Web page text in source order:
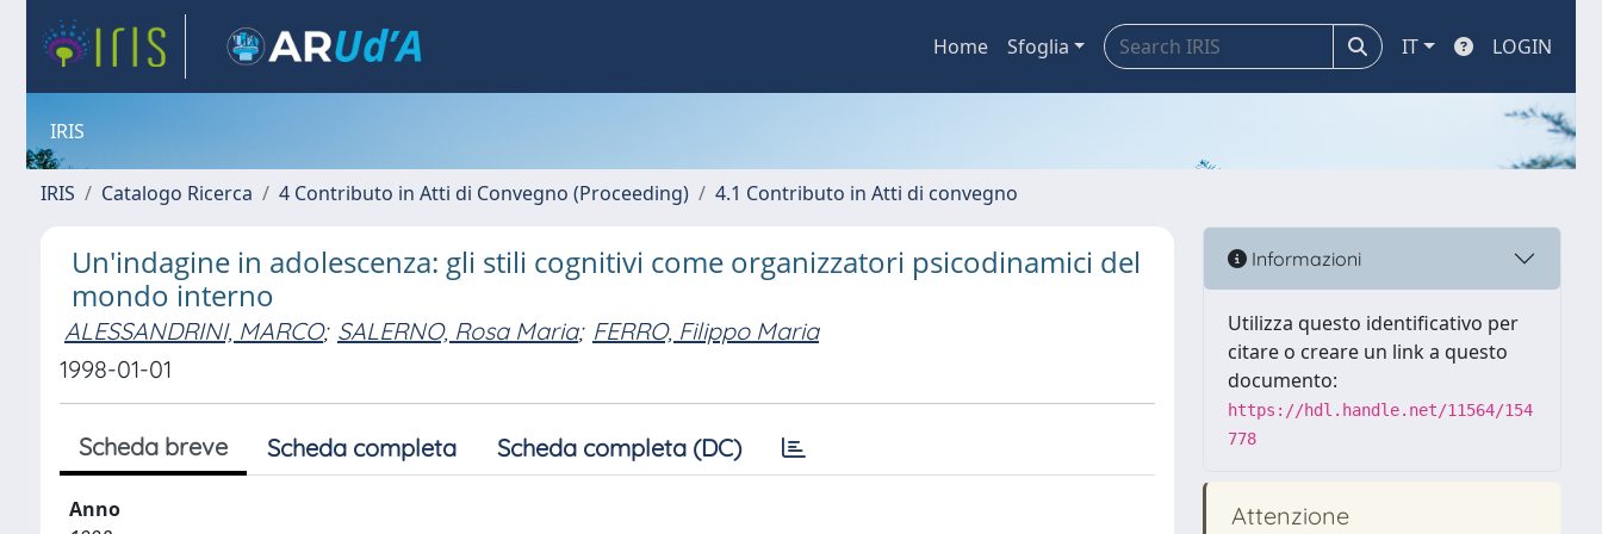
Home Sfoglia IT LOGIN
IRIS
IRIS Catalogo Ricerca 4 Contributo in Atti di Convegno (Proceeding) 4.1 Contributo in Atti di convegno
Un'indagine in adolescenza: gli stili cognitivi come organizzatori psicodinamici del
mondo interno
ALESSANDRINI, MARCO; SALERNO, Rosa Maria; FERRO, Filippo Maria
1998-01-01
Scheda breve Scheda completa Scheda completa (DC)
Anno
Informazioni
Utilizza questo identificativo per
citare o creare un link a questo
documento:
https://hdl.handle.net/11564/154
778
Attenzione